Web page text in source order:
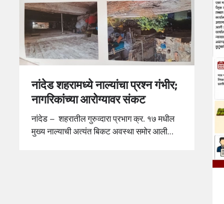
नांदेड शहरामध्ये नाल्यांचा प्रश्न गंभीर;
नागरिकांच्या आरोग्यावर संकट
नांदेड – शहरातील गुरुव्दारा प्रभाग क्र. १७ मधील
मुख्य नाल्याची अत्यंत बिकट अवस्था समोर आली…